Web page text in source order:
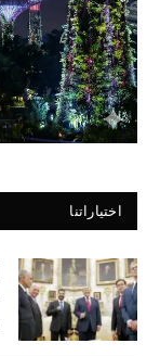
اختياراتنا